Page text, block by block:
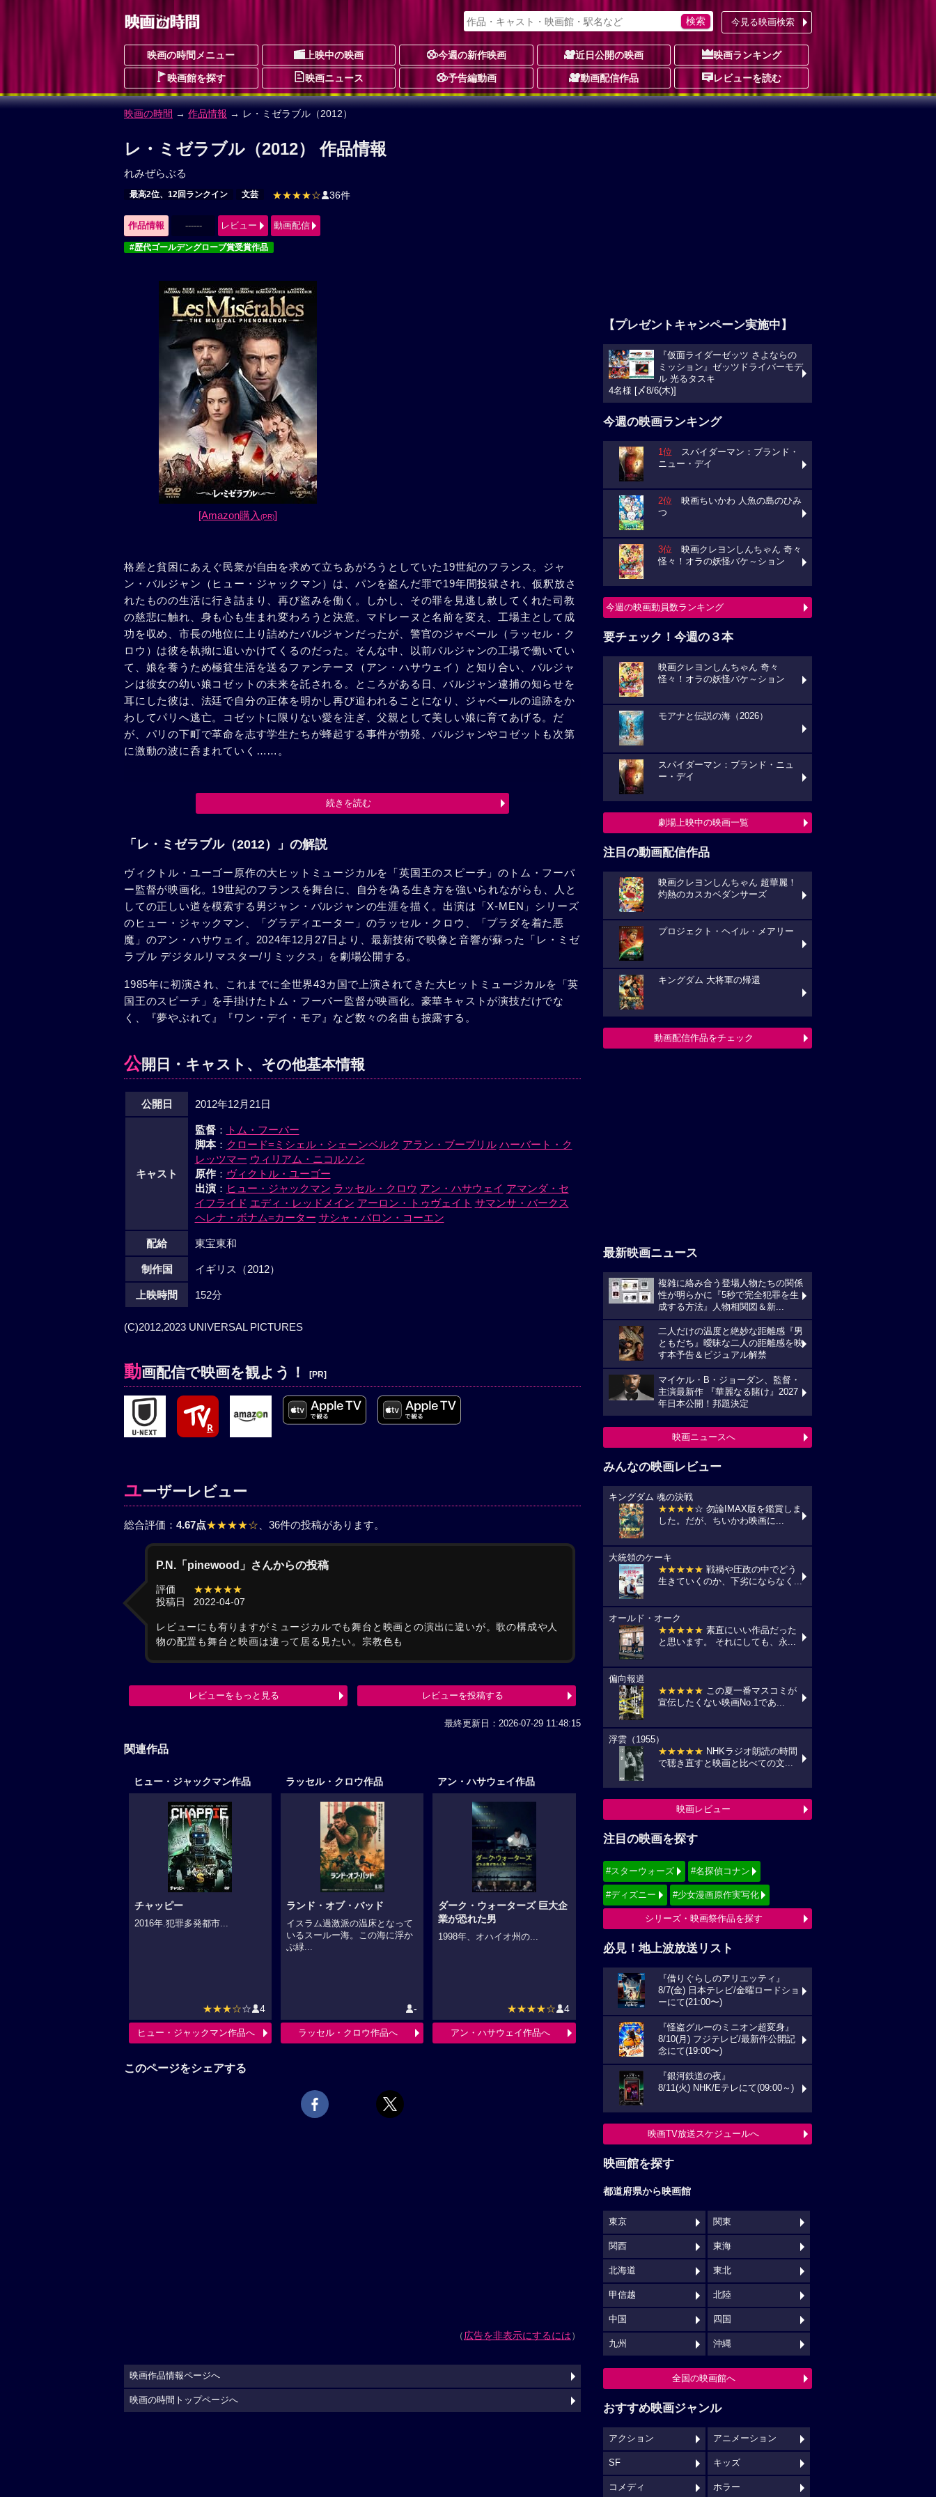
今見る映画検索
映画の時間メニュー 上映中の映画 今週の新作映画 近日公開の映画 映画ランキング
映画館を探す 映画ニュース 予告編動画 動画配信作品 レビューを読む
映画の時間 → 作品情報 → レ・ミゼラブル（2012）
レ・ミゼラブル（2012） 作品情報
れみぜらぶる
最高2位、12回ランクイン 文芸 ★★★★☆ 36件
作品情報 ------ レビュー 動画配信
#歴代ゴールデングローブ賞受賞作品
[Amazon購入(PR)]
格差と貧困にあえぐ民衆が自由を求めて立ちあがろうとしていた19世紀のフランス。ジャ
ン・バルジャン（ヒュー・ジャックマン）は、パンを盗んだ罪で19年間投獄され、仮釈放さ
れたものの生活に行き詰まり、再び盗みを働く。しかし、その罪を見逃し赦してくれた司教
の慈悲に触れ、身も心も生まれ変わろうと決意。マドレーヌと名前を変え、工場主として成
功を収め、市長の地位に上り詰めたバルジャンだったが、警官のジャベール（ラッセル・ク
ロウ）は彼を執拗に追いかけてくるのだった。そんな中、以前バルジャンの工場で働いてい
て、娘を養うため極貧生活を送るファンテーヌ（アン・ハサウェイ）と知り合い、バルジャ
ンは彼女の幼い娘コゼットの未来を託される。ところがある日、バルジャン逮捕の知らせを
耳にした彼は、法廷で自分の正体を明かし再び追われることになり、ジャベールの追跡をか
わしてパリへ逃亡。コゼットに限りない愛を注ぎ、父親として美しい娘に育てあげる。だ
が、パリの下町で革命を志す学生たちが蜂起する事件が勃発、バルジャンやコゼットも次第
に激動の波に呑まれていく……。
続きを読む
「レ・ミゼラブル（2012）」の解説
ヴィクトル・ユーゴー原作の大ヒットミュージカルを「英国王のスピーチ」のトム・フーパ
ー監督が映画化。19世紀のフランスを舞台に、自分を偽る生き方を強いられながらも、人と
しての正しい道を模索する男ジャン・バルジャンの生涯を描く。出演は「X-MEN」シリーズ
のヒュー・ジャックマン、「グラディエーター」のラッセル・クロウ、「プラダを着た悪
魔」のアン・ハサウェイ。2024年12月27日より、最新技術で映像と音響が蘇った「レ・ミゼ
ラブル デジタルリマスター/リミックス」を劇場公開する。
1985年に初演され、これまでに全世界43カ国で上演されてきた大ヒットミュージカルを「英
国王のスピーチ」を手掛けたトム・フーパー監督が映画化。豪華キャストが演技だけでな
く、『夢やぶれて』『ワン・デイ・モア』など数々の名曲も披露する。
公開日・キャスト、その他基本情報
公開日 2012年12月21日
キャスト
監督：
トム・フーパー
脚本： クロード=ミシェル・シェーンベルク アラン・ブーブリル ハーバート・ク
レッツマー ウィリアム・ニコルソン
原作： ヴィクトル・ユーゴー
出演： ヒュー・ジャックマン ラッセル・クロウ アン・ハサウェイ アマンダ・セ
イフライド エディ・レッドメイン アーロン・トゥヴェイト サマンサ・バークス
ヘレナ・ボナム=カーター サシャ・バロン・コーエン
配給 東宝東和
制作国 イギリス（2012）
上映時間 152分
(C)2012,2023 UNIVERSAL PICTURES
動画配信で映画を観よう！ [PR]
ユーザーレビュー
総合評価： 4.67点★★★★☆ 、36件の投稿があります。
P.N.「pinewood」さんからの投稿
評価
★★★★★
投稿日
2022-04-07
レビューにも有りますがミュージカルでも舞台と映画との演出に違いが。歌の構成や人
物の配置も舞台と映画は違って居る見たい。宗教色も
レビューをもっと見る レビューを投稿する
最終更新日：2026-07-29 11:48:15
関連作品
ヒュー・ジャックマン作品
チャッピー
2016年.犯罪多発都市...
★★★☆☆ 4
ヒュー・ジャックマン作品へ
ラッセル・クロウ作品
ランド・オブ・バッド
イスラム過激派の温床となって
いるスールー海。この海に浮か
ぶ緑...
-
ラッセル・クロウ作品へ
アン・ハサウェイ作品
ダーク・ウォーターズ 巨大企
業が恐れた男
1998年、オハイオ州の...
★★★★☆ 4
アン・ハサウェイ作品へ
このページをシェアする
（広告を非表示にするには）
【プレゼントキャンペーン実施中】
『仮面ライダーゼッツ さよならの
ミッション』ゼッツドライバーモデ
ル 光るタスキ
4名様 [〆8/6(木)]
今週の映画ランキング
1位 スパイダーマン：ブランド・
ニュー・デイ
2位 映画ちいかわ 人魚の島のひみ
つ
3位 映画クレヨンしんちゃん 奇々
怪々！オラの妖怪バケ～ション
今週の映画動員数ランキング
要チェック！今週の３本
映画クレヨンしんちゃん 奇々
怪々！オラの妖怪バケ～ション
モアナと伝説の海（2026）
スパイダーマン：ブランド・ニュ
ー・デイ
劇場上映中の映画一覧
注目の動画配信作品
映画クレヨンしんちゃん 超華麗！
灼熱のカスカベダンサーズ
プロジェクト・ヘイル・メアリー
キングダム 大将軍の帰還
動画配信作品をチェック
最新映画ニュース
複雑に絡み合う登場人物たちの関係
性が明らかに『5秒で完全犯罪を生
成する方法』人物相関図＆新...
二人だけの温度と絶妙な距離感『男
ともだち』曖昧な二人の距離感を映
す本予告＆ビジュアル解禁
マイケル・B・ジョーダン、監督・
主演最新作 『華麗なる賭け』2027
年日本公開！邦題決定
映画ニュースへ
みんなの映画レビュー
キングダム 魂の決戦
★★★★☆ 勿論IMAX版を鑑賞しま
した。だが、ちいかわ映画に...
大統領のケーキ
★★★★★ 戦禍や圧政の中でどう
生きていくのか、下劣にならなく...
オールド・オーク
★★★★★ 素直にいい作品だった
と思います。 それにしても、永...
偏向報道
★★★★★ この夏一番マスコミが
宣伝したくない映画No.1であ...
浮雲（1955）
★★★★★ NHKラジオ朗読の時間
で聴き直すと映画と比べての文...
映画レビュー
注目の映画を探す
#スターウォーズ #名探偵コナン
#ディズニー #少女漫画原作実写化
シリーズ・映画祭作品を探す
必見！地上波放送リスト
『借りぐらしのアリエッティ』
8/7(金) 日本テレビ/金曜ロードショ
ーにて(21:00〜)
『怪盗グルーのミニオン超変身』
8/10(月) フジテレビ/最新作公開記
念にて(19:00〜)
『銀河鉄道の夜』
8/11(火) NHK/Eテレにて(09:00～)
映画TV放送スケジュールへ
映画館を探す
都道府県から映画館
東京 関東
関西 東海
北海道 東北
甲信越 北陸
中国 四国
九州 沖縄
全国の映画館へ
おすすめ映画ジャンル
アクション アニメーション
SF キッズ
コメディ ホラー
映画作品情報ページへ
映画の時間トップページへ